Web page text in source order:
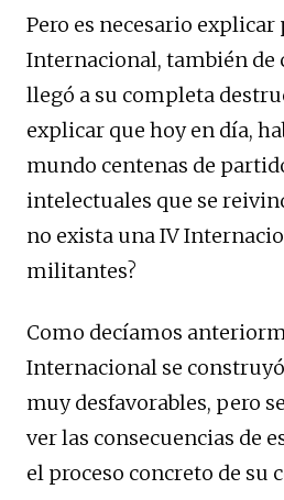
Pero es necesario explicar
Internacional, también de
llegó a su completa
explicar que hoy en día,
mundo centenas de
intelectuales que se
no exista una IV
militantes?
Como decíamos
Internacional se
muy desfavorables, pero
ver las consecuencias de
el proceso concreto de su